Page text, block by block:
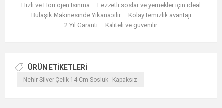
Hızlı ve Homojen Isınma – Lezzetli soslar ve yemekler için ideal
Bulaşık Makinesinde Yıkanabilir – Kolay temizlik avantajı
2 Yıl Garanti – Kaliteli ve güvenilir.
ÜRÜN ETIKETLERI
Nehir Silver Çelik 14 Cm Sosluk - Kapaksız